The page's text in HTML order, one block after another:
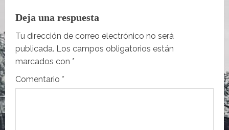
a
c
i
ó
Deja una respuesta
Tu dirección de correo electrónico no será
publicada. Los campos obligatorios están
marcados con *
Comentario *